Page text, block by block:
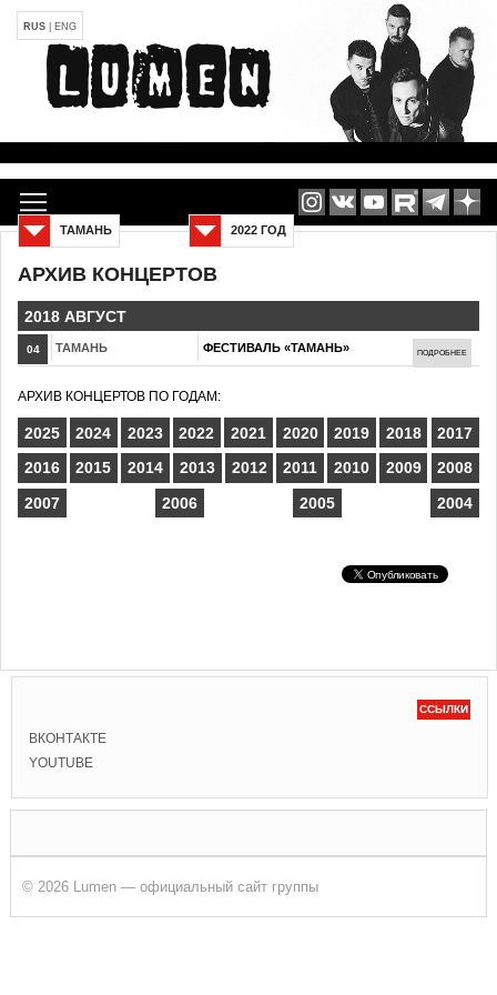
RUS ENG
АРХИВ КОНЦЕРТОВ
2022 ГОД
ТАМАНЬ
2018 АВГУСТ
04 ТАМАНЬ ФЕСТИВАЛЬ «ТАМАНЬ» ПОДРОБНЕЕ
АРХИВ КОНЦЕРТОВ ПО ГОДАМ:
2025 2024 2023 2022 2021 2020 2019 2018
2017
2016
2015 2014 2013 2012 2011 2010 2009
2008
2007
2006 2005 2004
ССЫЛКИ
ВКОНТАКТЕ
YOUTUBE
© 2026 Lumen — официальный сайт группы